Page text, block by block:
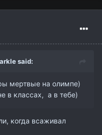
said:
мертвые на олимпе)
в классах, а в тебе)
когда всаживал